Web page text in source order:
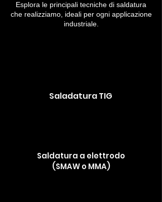
Esplora le principali tecniche di saldatura
che realizziamo, ideali per ogni applicazione
industriale.
Saladatura TIG
Saldatura a elettrodo
(SMAW o MMA)